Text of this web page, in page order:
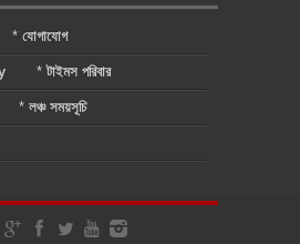
যোগাযোগ
*টাইমস পরিবার
লঞ্চ সময়সূচি